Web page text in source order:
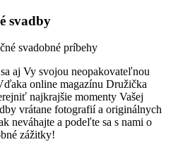
svadby
svadobné príbehy
aj Vy svojou neopakovateľnou
online magazínu Družička
najkrajšie momenty Vašej
vrátane fotografií a originálnych
neváhajte a podeľte sa s nami o
zážitky!